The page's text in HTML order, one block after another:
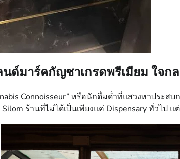
ด์มาร์คกัญชาเกรดพรีเมียม ใจก
Connoisseur” หรือนักดื่มด่ำที่แสวงหาประ
Silom ร้านที่ไม่ได้เป็นเพียงแค่ Dispensary ทั่วไ